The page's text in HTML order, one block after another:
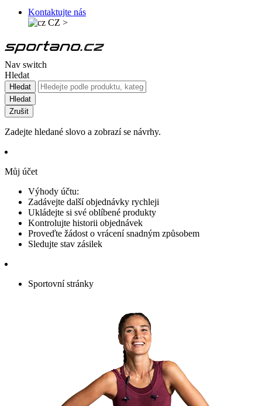
Kontaktujte nás
CZ >
Nav switch
Hledat
Hledat
Hledat
Zrušit
Zadejte hledané slovo a zobrazí se návrhy.
Můj účet
Výhody účtu:
Zadávejte další objednávky rychleji
Ukládejte si své oblíbené produkty
Kontrolujte historii objednávek
Proveďte žádost o vrácení snadným způsobem
Sledujte stav zásilek
Sportovní stránky